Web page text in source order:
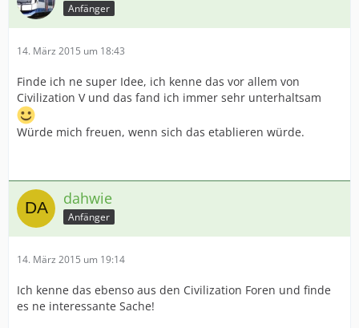
Anfänger
14. März 2015 um 18:43
Finde ich ne super Idee, ich kenne das vor allem von
Civilization V und das fand ich immer sehr unterhaltsam
Würde mich freuen, wenn sich das etablieren würde.
dahwie
Anfänger
14. März 2015 um 19:14
Ich kenne das ebenso aus den Civilization Foren und finde
es ne interessante Sache!